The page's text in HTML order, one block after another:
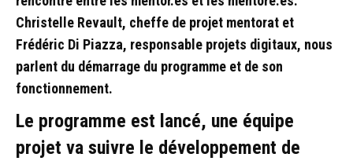
Christelle Revault, cheffe de projet mentorat et
Frédéric Di Piazza, responsable projets digitaux, nous
parlent du démarrage du programme et de son
fonctionnement.
Le programme est lancé, une équipe
projet va suivre le développement de